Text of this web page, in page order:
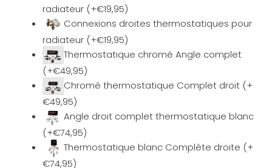
radiateur (+€19,95)
Connexions droites thermostatiques pour
radiateur (+€19,95)
Thermostatique chromé Angle complet
(+€49,95)
Chromé thermostatique Complet droit (+
€49,95)
Angle droit complet thermostatique blanc
(+€74,95)
Thermostatique blanc Complète droite (+
€74,95)